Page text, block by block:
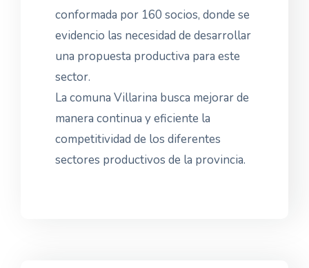
conformada por 160 socios, donde se
evidencio las necesidad de desarrollar
una propuesta productiva para este
sector.
La comuna Villarina busca mejorar de
manera continua y eficiente la
competitividad de los diferentes
sectores productivos de la provincia.